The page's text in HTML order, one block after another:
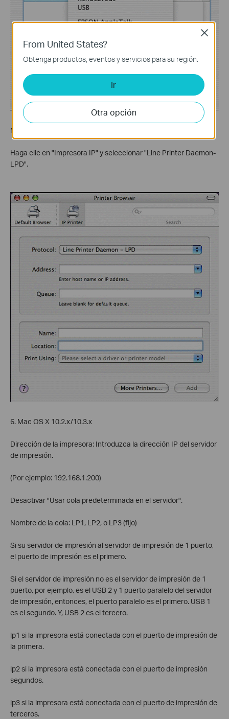
Mac OS X 10.4.x
Haga clic en "Impresora IP" y seleccionar "Line Printer Daemon-
LPD".
6. Mac OS X 10.2.x/10.3.x
Dirección de la impresora: Introduzca la dirección IP del servidor
de impresión.
(Por ejemplo: 192.168.1.200)
Desactivar "Usar cola predeterminada en el servidor".
Nombre de la cola: LP1, LP2, o LP3 (fijo)
Si su servidor de impresión al servidor de impresión de 1 puerto,
el puerto de impresión es el primero.
Si el servidor de impresión no es el servidor de impresión de 1
puerto, por ejemplo, es el USB 2 y 1 puerto paralelo del servidor
de impresión, entonces, el puerto paralelo es el primero. USB 1
es el segundo. Y, USB 2 es el tercero.
lp1 si la impresora está conectada con el puerto de impresión de
la primera.
lp2 si la impresora está conectada con el puerto de impresión
segundos.
lp3 si la impresora está conectada con el puerto de impresión de
terceros.
From United States?
Obtenga productos, eventos y servicios para su región.
Ir
Otra opción
Close